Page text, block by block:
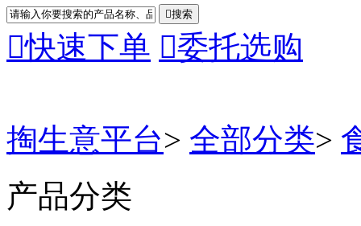
搜索
快速下单 委托选购
掏生意平台> 全部分类>
产品分类